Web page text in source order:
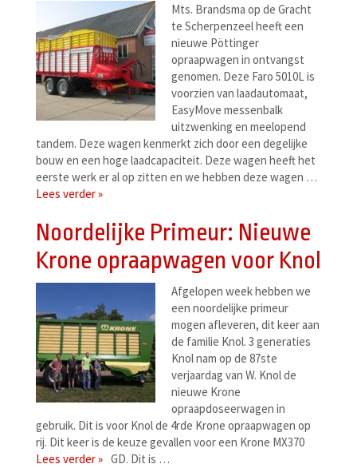
Mts. Brandsma op de Gracht
te Scherpenzeel heeft een
nieuwe Pöttinger
opraapwagen in ontvangst
genomen. Deze Faro 5010L is
voorzien van laadautomaat,
EasyMove messenbalk
uitzwenking en meelopend
tandem. Deze wagen kenmerkt zich door een degelijke
bouw en een hoge laadcapaciteit. Deze wagen heeft het
eerste werk er al op zitten en we hebben deze wagen …
Lees verder »
Noordelijke Primeur: Nieuwe
Krone opraapwagen voor Knol
Afgelopen week hebben we
een noordelijke primeur
mogen afleveren, dit keer aan
de familie Knol. 3 generaties
Knol nam op de 87ste
verjaardag van W. Knol de
nieuwe Krone
opraapdoseerwagen in
gebruik. Dit is voor Knol de 4rde Krone opraapwagen op
rij. Dit keer is de keuze gevallen voor een Krone MX370
GD. Dit is …
Lees verder »